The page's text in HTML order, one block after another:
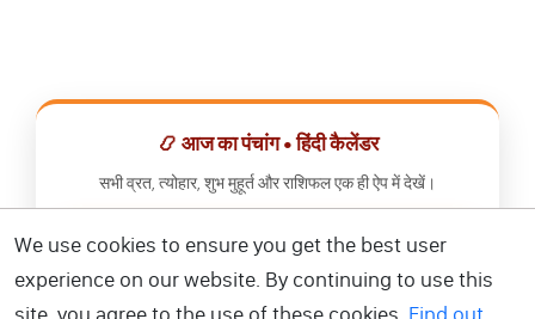
📿 आज का पंचांग • हिंदी कैलेंडर
सभी व्रत, त्योहार, शुभ मुहूर्त और राशिफल एक ही ऐप में देखें।
📅 हिंदी कैलेंडर ऐप डाउनलोड करें
We use cookies to ensure you get the best user
experience on our website. By continuing to use this